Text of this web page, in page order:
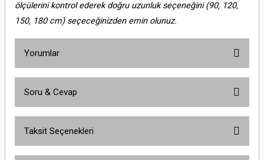
ölçülerini kontrol ederek doğru uzunluk seçeneğini (90, 120,
150, 180 cm) seçeceğinizden emin olunuz.
Yorumlar
Soru & Cevap
Taksit Seçenekleri